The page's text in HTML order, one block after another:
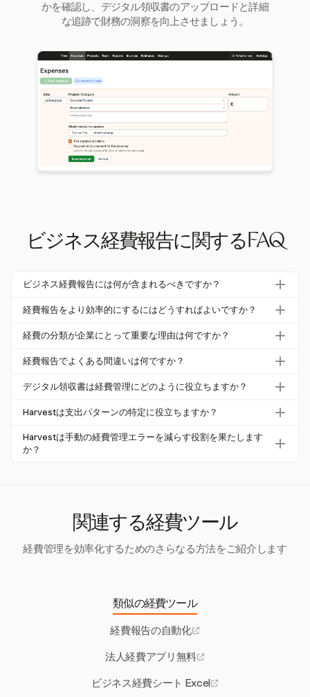
かを確認し、デジタル領収書のアップロードと詳細
な追跡で財務の洞察を向上させましょう。
ビジネス経費報告に関するFAQ
ビジネス経費報告には何が含まれるべきですか？
ビジネス経費報告には、各経費の日時、金額、ベンダー、
財務の正確性を確保するのに役立ちます。
経費報告をより効率的にするにはどうすればよいですか？
Harvestのようなデジタルツールを使用することで、経費
カスタム分類などの機能を活用することで、エラーや管理
経費の分類が企業にとって重要な理由は何ですか？
経費の分類は、企業が支出を正確に追跡し、財務計画のた
ゴリを許可し、データの整理と分析を支援します。
経費報告でよくある間違いは何ですか？
よくある間違いには、領収書の紛失、不正確な分類、個人
ジタル領収書のアップロードと明確な分類を可能にするこ
デジタル領収書は経費管理にどのように役立ちますか？
デジタル領収書は、書類の紛失リスクを減らし、報告プロ
領収書の画像を直接アップロードできるようにすること
で、これをサポートします。
Harvestは支出パターンの特定に役立ちますか？
はい、Harvestはフィルタリングやエクスポートが可能な
詳細な経費報告を提供し、企業が支出パターンを特定し、
Harvestは手動の経費管理エラーを減らす役割を果たします
か？
関連する経費ツール
経費管理を効率化するためのさらなる方法をご紹介します
類似の経費ツール
経費報告の自動化
法人経費アプリ無料
ビジネス経費シート Excel